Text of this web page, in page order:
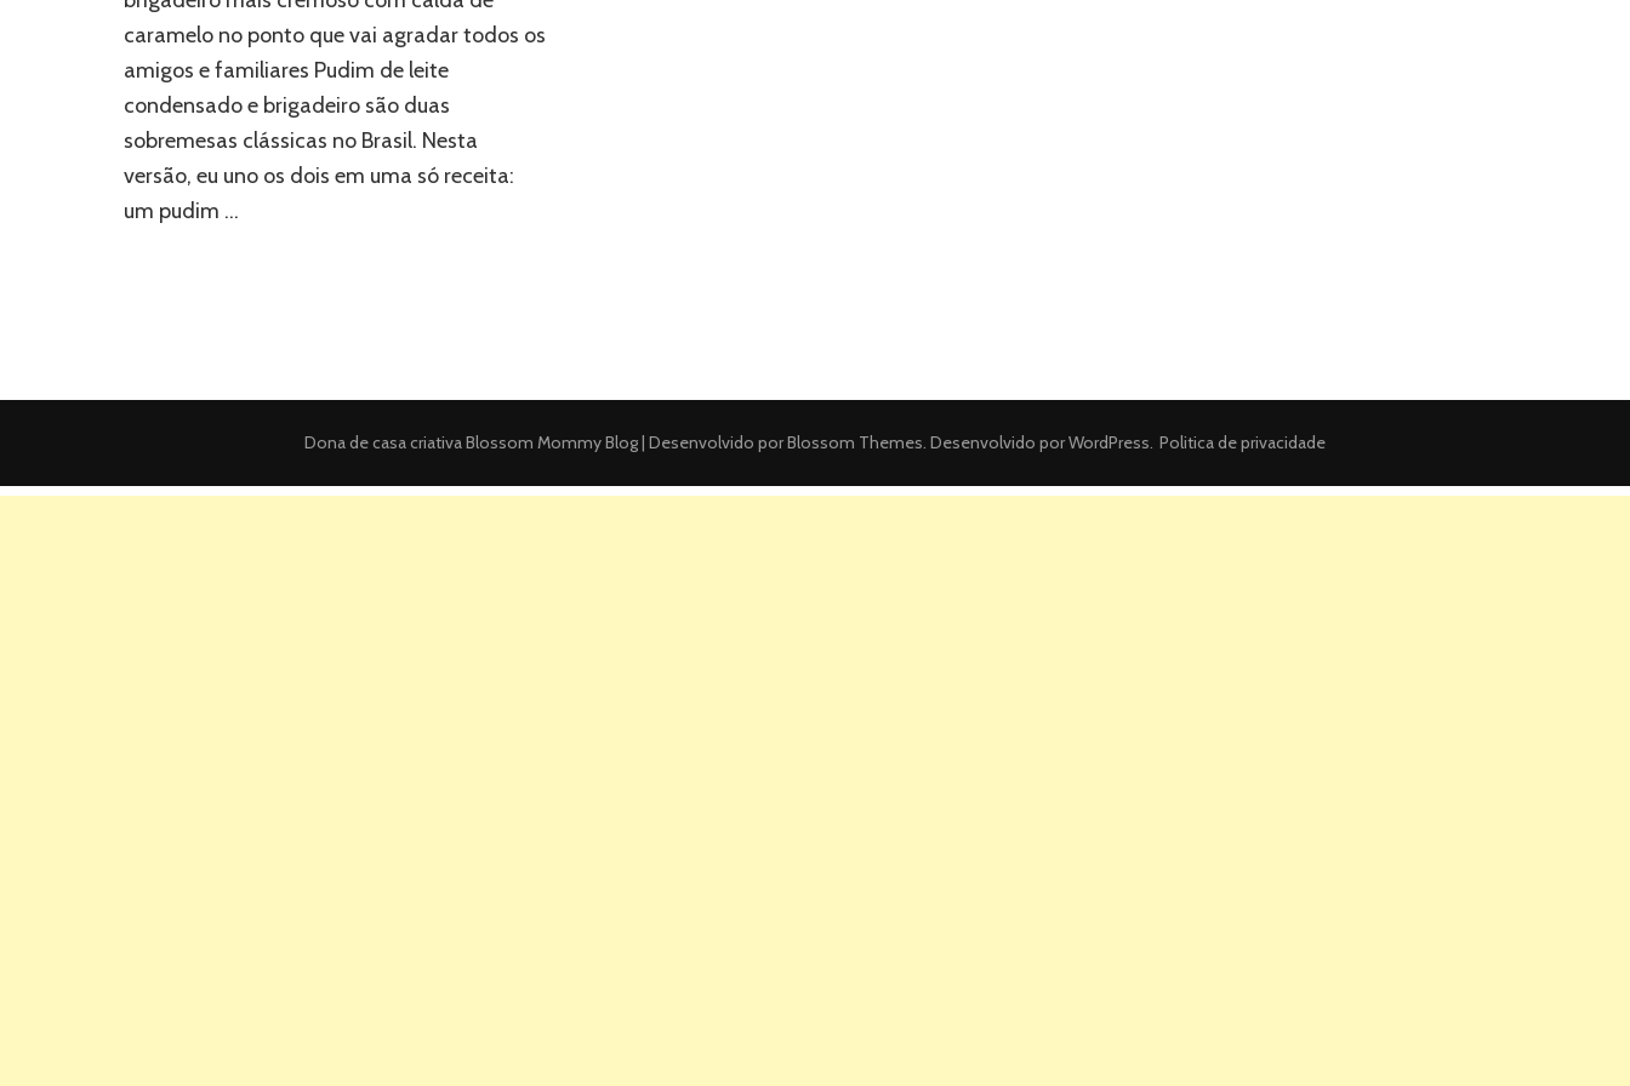
caramelo no ponto que vai agradar todos os
amigos e familiares Pudim de leite
condensado e brigadeiro são duas
sobremesas clássicas no Brasil. Nesta
versão, eu uno os dois em uma só receita:
um pudim …
Dona de casa criativaBlossom Mommy Blog | Desenvolvido porBlossom Themes. Desenvolvido porWordPress. Politica de privacidade